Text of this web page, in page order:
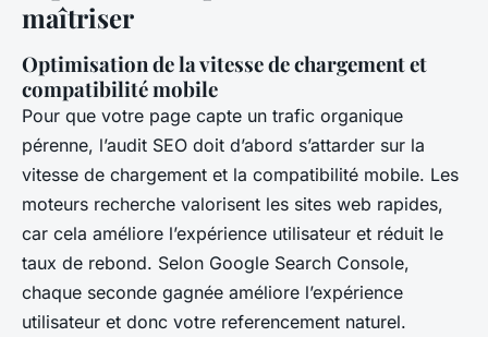
maîtriser
Optimisation de la vitesse de chargement et
compatibilité mobile
Pour que votre page capte un trafic organique
pérenne, l’audit SEO doit d’abord s’attarder sur la
vitesse de chargement et la compatibilité mobile. Les
moteurs recherche valorisent les sites web rapides,
car cela améliore l’expérience utilisateur et réduit le
taux de rebond. Selon Google Search Console,
chaque seconde gagnée améliore l’expérience
utilisateur et donc votre referencement naturel.